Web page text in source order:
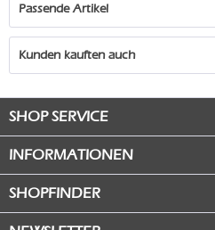
Passende Artikel
Kunden kauften auch
SHOP SERVICE
INFORMATIONEN
SHOPFINDER